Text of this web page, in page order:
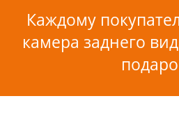
Каждому
камера заднего